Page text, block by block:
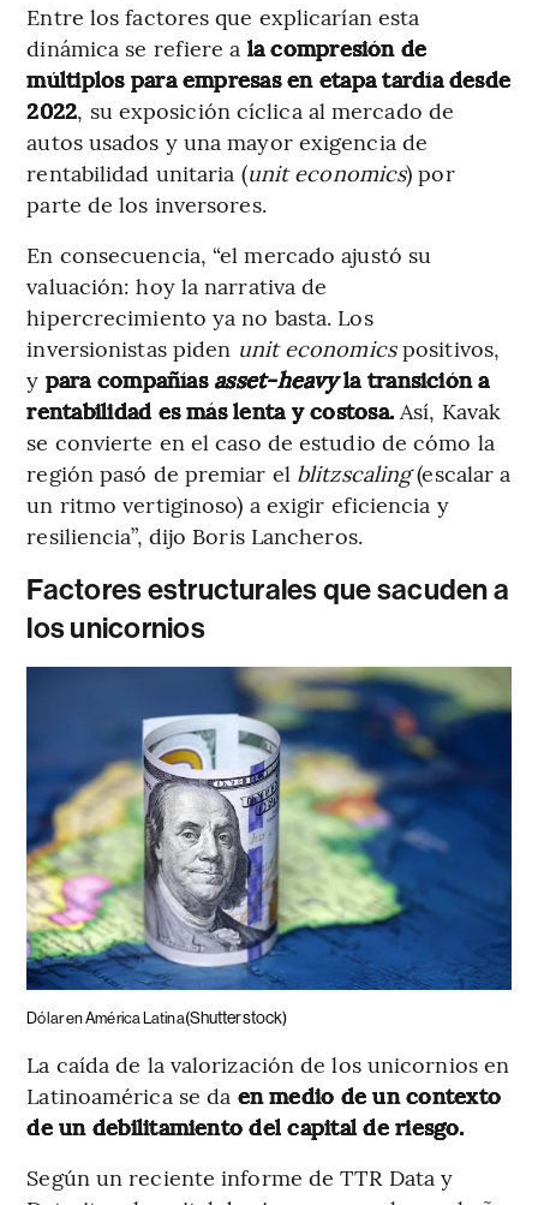
Entre los factores que explicarían esta
dinámica se refiere a la compresión de
múltiplos para empresas en etapa tardía desde
2022, su exposición cíclica al mercado de
autos usados y una mayor exigencia de
rentabilidad unitaria (unit economics) por
parte de los inversores.
En consecuencia, “el mercado ajustó su
valuación: hoy la narrativa de
hipercrecimiento ya no basta. Los
inversionistas piden unit economicspositivos,
y para compañíasasset-heavyla transición a
rentabilidad es más lenta y costosa. Así, Kavak
se convierte en el caso de estudio de cómo la
región pasó de premiar el blitzscaling(escalar a
un ritmo vertiginoso) a exigir eficiencia y
resiliencia”, dijo Boris Lancheros.
Factores estructurales que sacuden a
los unicornios
Dólar en América Latina(Shutterstock)
La caída de la valorización de los unicornios en
Latinoamérica se da en medio de un contexto
de un debilitamiento del capital de riesgo.
Según un reciente informe de TTR Data y